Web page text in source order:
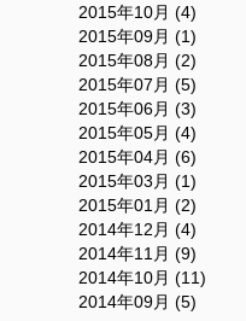
2015年10月 (4)
2015年09月 (1)
2015年08月 (2)
2015年07月 (5)
2015年06月 (3)
2015年05月 (4)
2015年04月 (6)
2015年03月 (1)
2015年01月 (2)
2014年12月 (4)
2014年11月 (9)
2014年10月 (11)
2014年09月 (5)